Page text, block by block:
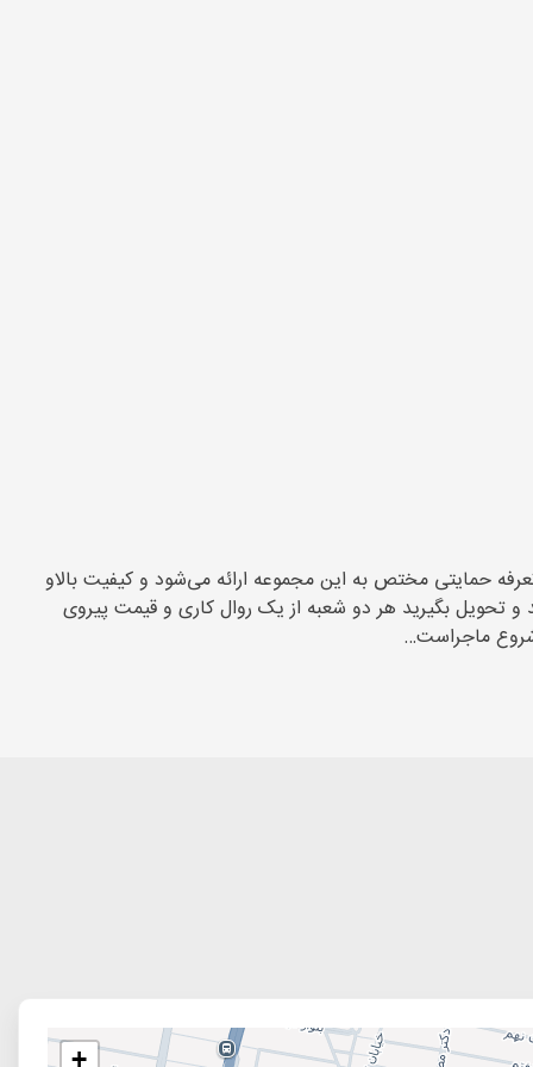
حمایتی مختص به این مجموعه ارائه می‌شود و کیفیت بالاو
تحویل بگیرید هر دو شعبه از یک روال کاری و قیمت پیروی
+